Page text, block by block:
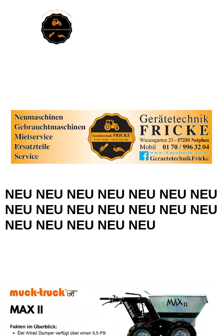
NEU NEU NEU NEU NEU NEU NEU
NEU NEU NEU NEU NEU NEU NEU
NEU NEU NEU NEU NEU